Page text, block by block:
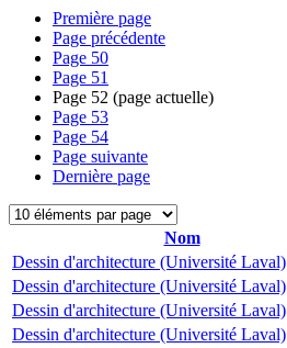
Première page
Page précédente
Page 50
Page 51
Page 52 (page actuelle)
Page 53
Page 54
Page suivante
Dernière page
Nom
Dessin d'architecture (Université Laval)
Dessin d'architecture (Université Laval)
Dessin d'architecture (Université Laval)
Dessin d'architecture (Université Laval)